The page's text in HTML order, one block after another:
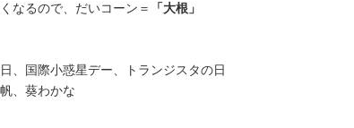
なるので、だいコーン＝ 「大根」
、国際小惑星デー、トランジスタの日
、葵わかな